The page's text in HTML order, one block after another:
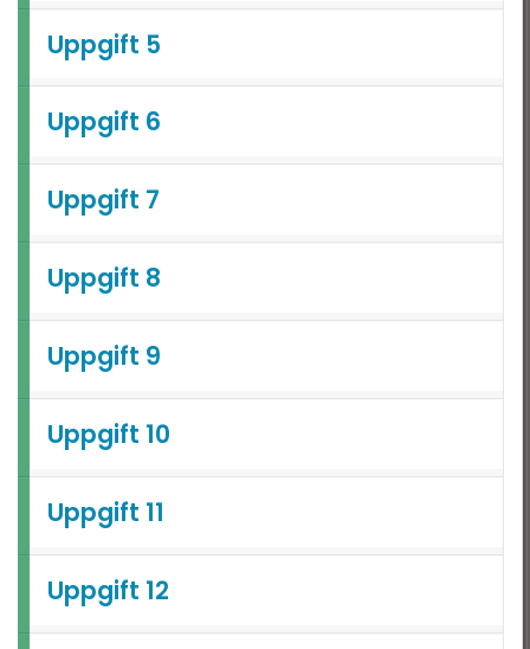
Uppgift 5
Uppgift 6
Uppgift 7
Uppgift 8
Uppgift 9
Uppgift 10
Uppgift 11
Uppgift 12
prov
Nationella Provet vt15 -
2B
exempel